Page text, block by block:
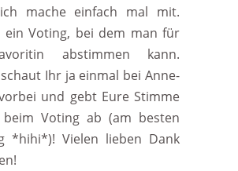
mache einfach mal mit.
ein Voting, bei dem man für
abstimmen kann.
Ihr ja einmal bei Anne-
und gebt Eure Stimme
Voting ab (am besten
*hihi*)! Vielen lieben Dank